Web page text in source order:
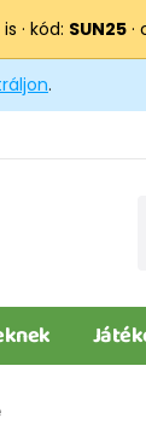
· kód: SUN25·
.